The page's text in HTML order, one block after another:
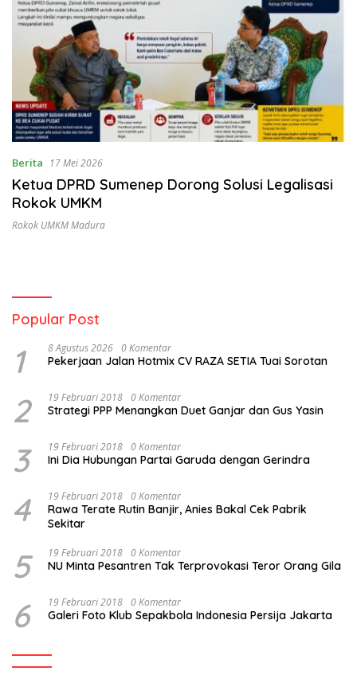
Berita 17 Mei 2026
Ketua DPRD Sumenep Dorong Solusi Legalisasi
Rokok UMKM
Rokok UMKM Madura
Popular Post
1 8 Agustus 2026 0 Komentar
Pekerjaan Jalan Hotmix CV RAZA SETIA Tuai Sorotan
2 19 Februari 2018 0 Komentar
Strategi PPP Menangkan Duet Ganjar dan Gus Yasin
3 19 Februari 2018 0 Komentar
Ini Dia Hubungan Partai Garuda dengan Gerindra
4 19 Februari 2018 0 Komentar
Rawa Terate Rutin Banjir, Anies Bakal Cek Pabrik
Sekitar
5 19 Februari 2018 0 Komentar
NU Minta Pesantren Tak Terprovokasi Teror Orang Gila
6 19 Februari 2018 0 Komentar
Galeri Foto Klub Sepakbola Indonesia Persija Jakarta